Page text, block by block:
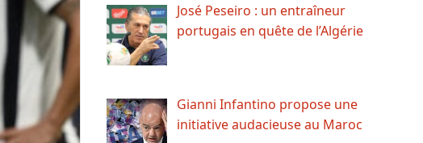
José Peseiro : un entraîneur
portugais en quête de l’Algérie
Gianni Infantino propose une
initiative audacieuse au Maroc